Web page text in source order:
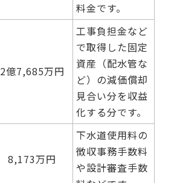
料金です。
2億7,685万円
工事負担金など
で取得した固定
資産（配水管な
ど）の減価償却
見合い分を収益
化する分です。
8,173万円
下水道使用料の
徴収事務手数料
や設計審査手数